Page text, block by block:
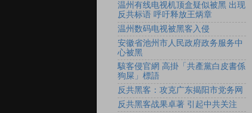
温州有线电视机顶盒疑似被黑 出现
反共标语 呼吁释放王炳章
温州数码电视被黑客入侵
安徽省池州市人民政府政务服务中
心被黑
駭客侵官網 高掛「共產黨白皮書係
狗屎」標語
反共黑客：攻克广东揭阳市党务网
反共黑客战果卓著 引起中共关注